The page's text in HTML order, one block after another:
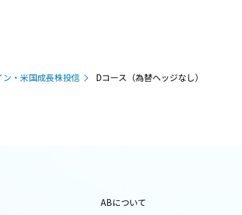
・米国成長株投信 Dコース（為替ヘッジなし）
ABについて